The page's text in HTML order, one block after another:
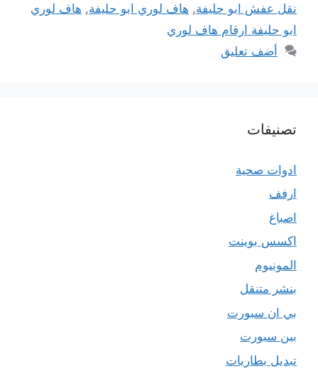
نقل عفش ابو حليفة, هاف لوري ابو حليفة, هاف لوري
ابو حليفة ارقام هاف لوري
أضف تعليق
تصنيفات
ادوات صحية
ارفف
اصباغ
اكسس بوينت
المونيوم
بنشر متنقل
بي ان سبورت
بين سبورت
تبديل بطاريات